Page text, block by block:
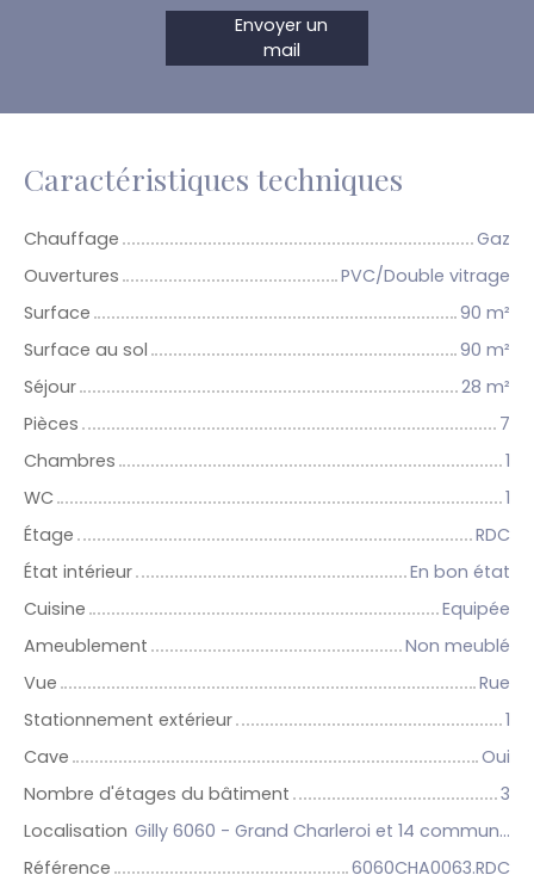
Envoyer un
mail
Caractéristiques techniques
Chauffage
Gaz
Ouvertures
PVC/Double vitrage
Surface
90 m²
Surface au sol
90 m²
Séjour
28 m²
Pièces
7
Chambres
1
WC
1
Étage
RDC
État intérieur
En bon état
Cuisine
Equipée
Ameublement
Non meublé
Vue
Rue
Stationnement extérieur
1
Cave
Oui
Nombre d'étages du bâtiment
3
Localisation
Gilly 6060 - Grand Charleroi et 14 communes
Référence
6060CHA0063.RDC